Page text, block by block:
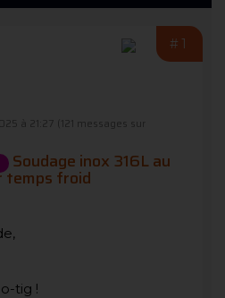
#1
à 21:27 (121 messages sur
Soudage inox 316L au
temps froid
tig !